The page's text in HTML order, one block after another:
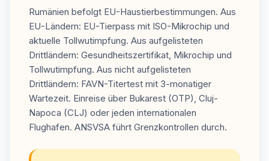
Rumänien befolgt EU-Haustierbestimmungen. Aus
EU-Ländern: EU-Tierpass mit ISO-Mikrochip und
aktuelle Tollwutimpfung. Aus aufgelisteten
Drittländern: Gesundheitszertifikat, Mikrochip und
Tollwutimpfung. Aus nicht aufgelisteten
Drittländern: FAVN-Titertest mit 3-monatiger
Wartezeit. Einreise über Bukarest (OTP), Cluj-
Napoca (CLJ) oder jeden internationalen
Flughafen. ANSVSA führt Grenzkontrollen durch.